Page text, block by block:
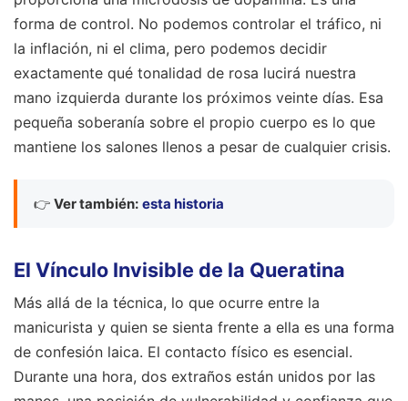
forma de control. No podemos controlar el tráfico, ni
la inflación, ni el clima, pero podemos decidir
exactamente qué tonalidad de rosa lucirá nuestra
mano izquierda durante los próximos veinte días. Esa
pequeña soberanía sobre el propio cuerpo es lo que
mantiene los salones llenos a pesar de cualquier crisis.
👉 Ver también: esta historia
El Vínculo Invisible de la Queratina
Más allá de la técnica, lo que ocurre entre la
manicurista y quien se sienta frente a ella es una forma
de confesión laica. El contacto físico es esencial.
Durante una hora, dos extraños están unidos por las